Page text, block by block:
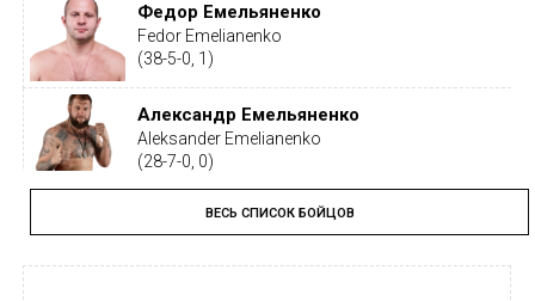
Федор Емельяненко
Fedor Emelianenko
(38-5-0, 1)
Александр Емельяненко
Aleksander Emelianenko
(28-7-0, 0)
Тайрон Вудли
Tyron Woodley
(19-5-1, 0)
ВЕСЬ СПИСОК БОЙЦОВ